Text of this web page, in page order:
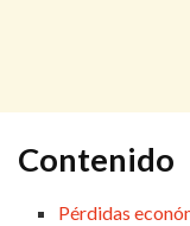
Contenido
Pérdidas